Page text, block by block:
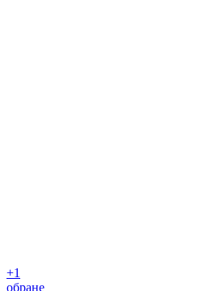
+1
обране